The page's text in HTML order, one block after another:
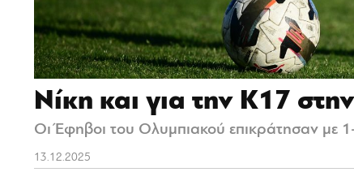
Νίκη και για την Κ17
Οι Έφηβοι του Ολυμπιακού επικράτησαν με
13.12.2025